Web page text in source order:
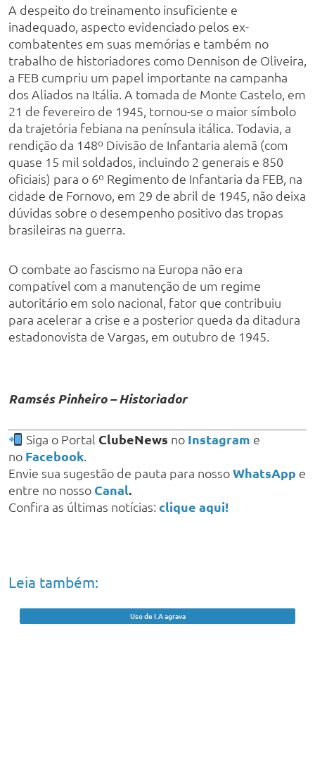
A despeito do treinamento insuficiente e
inadequado, aspecto evidenciado pelos ex-
combatentes em suas memórias e também no
trabalho de historiadores como Dennison de Oliveira,
a FEB cumpriu um papel importante na campanha
dos Aliados na Itália. A tomada de Monte Castelo, em
21 de fevereiro de 1945, tornou-se o maior símbolo
da trajetória febiana na península itálica. Todavia, a
rendição da 148º Divisão de Infantaria alemã (com
quase 15 mil soldados, incluindo 2 generais e 850
oficiais) para o 6º Regimento de Infantaria da FEB, na
cidade de Fornovo, em 29 de abril de 1945, não deixa
dúvidas sobre o desempenho positivo das tropas
brasileiras na guerra.
O combate ao fascismo na Europa não era
compatível com a manutenção de um regime
autoritário em solo nacional, fator que contribuiu
para acelerar a crise e a posterior queda da ditadura
estadonovista de Vargas, em outubro de 1945.
Ramsés Pinheiro – Historiador
Siga o Portal ClubeNews no Instagram e
no Facebook.
Envie sua sugestão de pauta para nossoWhatsApp e
entre no nosso Canal.
Confira as últimas notícias: clique aqui!
Leia também:
Uso de I.A agrava